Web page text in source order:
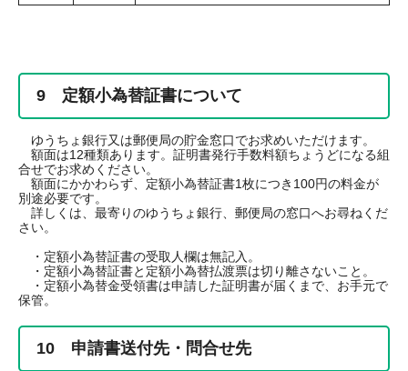
9 定額小為替証書について
ゆうちょ銀行又は郵便局の貯金窓口でお求めいただけます。
額面は12種類あります。証明書発行手数料額ちょうどになる組
合せでお求めください。
額面にかかわらず、定額小為替証書1枚につき100円の料金が
別途必要です。
詳しくは、最寄りのゆうちょ銀行、郵便局の窓口へお尋ねくだ
さい。
・定額小為替証書の受取人欄は無記入。
・定額小為替証書と定額小為替払渡票は切り離さないこと。
・定額小為替金受領書は申請した証明書が届くまで、お手元で
保管。
10 申請書送付先・問合せ先